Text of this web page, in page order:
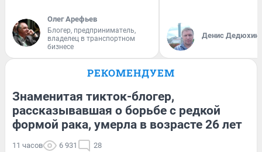
Олег Арефьев
Блогер, предприниматель,
владелец в транспортном
бизнесе
Денис Дедюхин
РЕКОМЕНДУЕМ
Знаменитая тикток-блогер,
рассказывавшая о борьбе с редкой
формой рака, умерла в возрасте 26 лет
11 часов 6 931 28